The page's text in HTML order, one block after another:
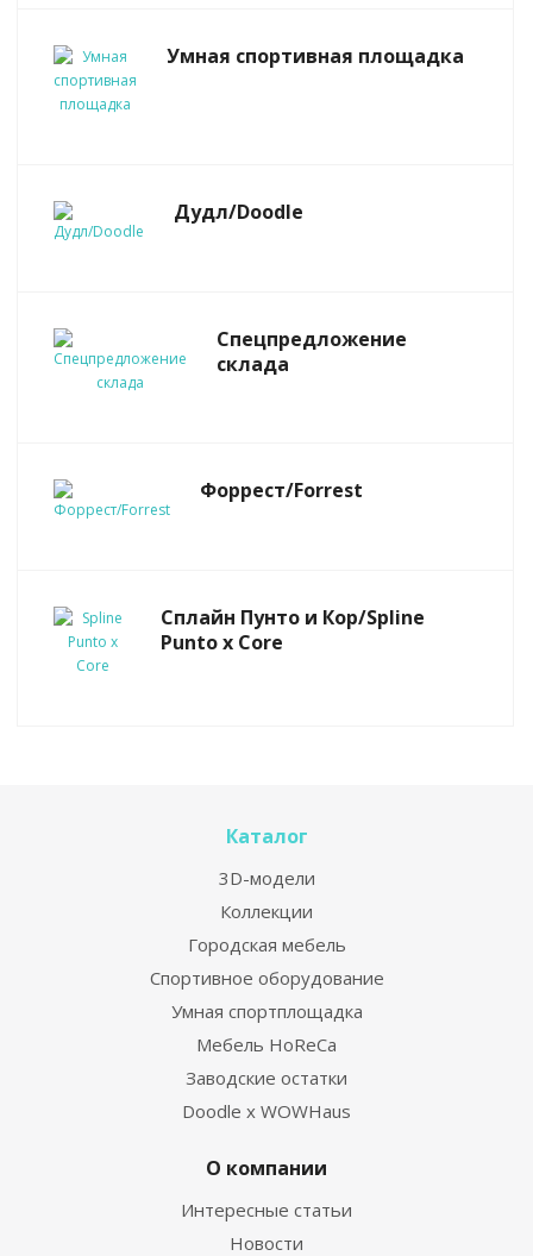
Умная спортивная площадка
Дудл/Doodle
Спецпредложение
склада
Форрест/Forrest
Сплайн Пунто и Кор/Spline
Punto x Core
Каталог
3D-модели
Коллекции
Городская мебель
Спортивное оборудование
Умная спортплощадка
Мебель HoReCa
Заводские остатки
Doodle x WOWHaus
О компании
Интересные статьи
Новости